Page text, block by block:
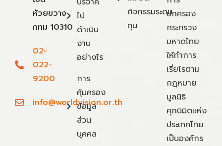
ห้วยขวาง
กทม 10310
02-
022-
9200
info@worldvision.or.th
ไป
ดำเนิน
งาน
อย่างไร
การ
คุ้มครอง
ข้อมูล
ส่วน
บุคคล
กิจกรรมระดม
ทุน
ปกครอง
กระทรวง
มหาดไทย
ให้ทำการ
เรี่ยไรตาม
กฎหมาย
มูลนิธิ
ศุภนิมิตแห่ง
ประเทศไทย
เป็นองค์กร